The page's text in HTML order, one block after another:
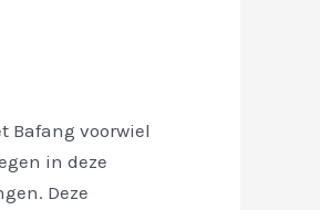
Bafang voorwiel
in deze
Deze